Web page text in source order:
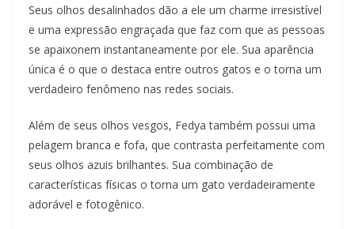
Seus olhos desalinhados dão a ele um charme irresistível
e uma expressão engraçada que faz com que as pessoas
se apaixonem instantaneamente por ele. Sua aparência
única é o que o destaca entre outros gatos e o torna um
verdadeiro fenômeno nas redes sociais.
Além de seus olhos vesgos, Fedya também possui uma
pelagem branca e fofa, que contrasta perfeitamente com
seus olhos azuis brilhantes. Sua combinação de
características físicas o torna um gato verdadeiramente
adorável e fotogênico.